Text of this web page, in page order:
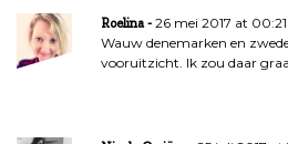
Roelina
26 mei 2017 at 00:21
Wauw denemarken en
vooruitzicht. Ik zou daar